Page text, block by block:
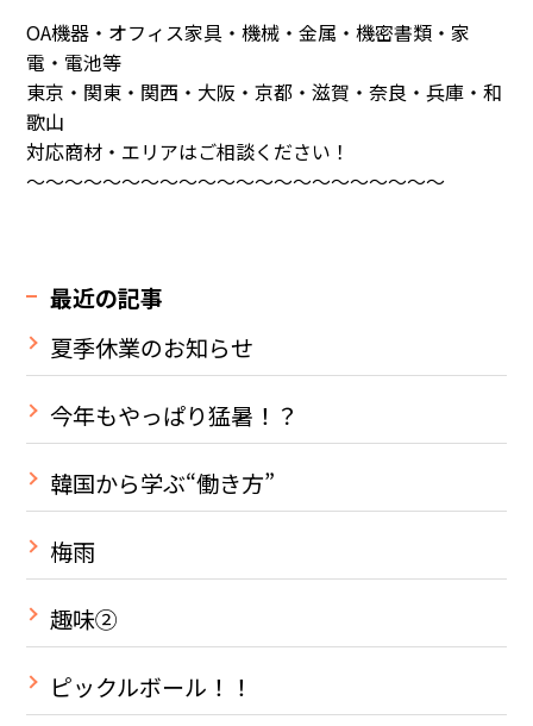
OA機器・オフィス家具・機械・金属・機密書類・家
電・電池等
東京・関東・関西・大阪・京都・滋賀・奈良・兵庫・和
歌山
対応商材・エリアはご相談ください！
～～～～～～～～～～～～～～～～～～～～～～
最近の記事
夏季休業のお知らせ
今年もやっぱり猛暑！？
韓国から学ぶ“働き方”
梅雨
趣味②
ピックルボール！！